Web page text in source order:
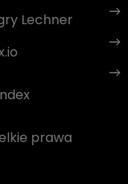
Lechner
prawa